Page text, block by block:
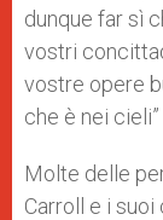
dunque far sì
vostri
vostre opere
che è nei cieli”
Molte delle
Carroll e i